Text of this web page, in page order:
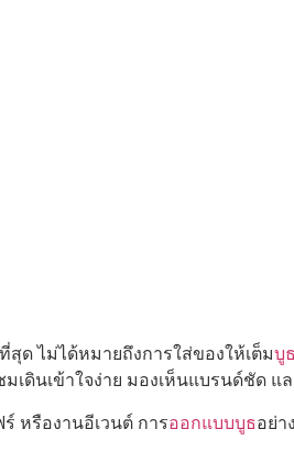
ด ไม่ได้หมายถึงการใส่ของให้เต็มบูธ
เดินเข้าใจง่าย มองเห็นแบรนด์ชัด
หรืองานอีเวนต์ การออกแบบบูธอย่า